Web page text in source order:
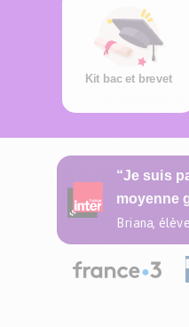
Kit bac et brevet
“Je suis
moyenne
Briana,